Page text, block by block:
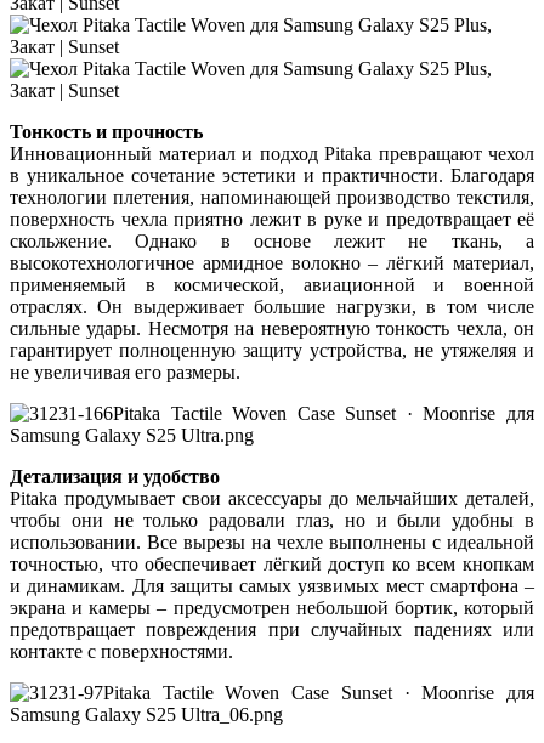
Тонкость и прочность
Инновационный материал и подход Pitaka превращают чехол
в уникальное сочетание эстетики и практичности. Благодаря
технологии плетения, напоминающей производство текстиля,
поверхность чехла приятно лежит в руке и предотвращает её
скольжение. Однако в основе лежит не ткань, а
высокотехнологичное армидное волокно – лёгкий материал,
применяемый в космической, авиационной и военной
отраслях. Он выдерживает большие нагрузки, в том числе
сильные удары. Несмотря на невероятную тонкость чехла, он
гарантирует полноценную защиту устройства, не утяжеляя и
не увеличивая его размеры.
Детализация и удобство
Pitaka продумывает свои аксессуары до мельчайших деталей,
чтобы они не только радовали глаз, но и были удобны в
использовании. Все вырезы на чехле выполнены с идеальной
точностью, что обеспечивает лёгкий доступ ко всем кнопкам
и динамикам. Для защиты самых уязвимых мест смартфона –
экрана и камеры – предусмотрен небольшой бортик, который
предотвращает повреждения при случайных падениях или
контакте с поверхностями.